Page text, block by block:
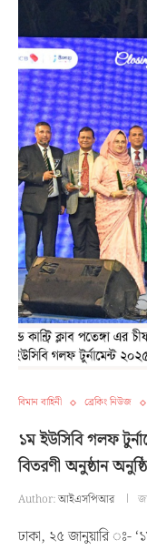
বিমান বাহিনী ব্রেকিং নিউজ
১ম ইউসিবি গলফ
বিতরণী অনুষ্ঠান
Author:আইএসপিআর
ঢাকা, ২৫ জানুয়ারি ঃ-